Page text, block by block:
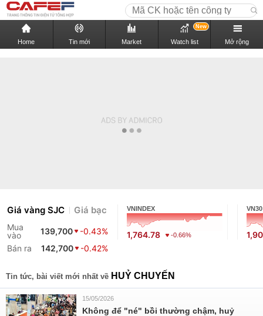
Home Tin mới Market Watch list
New
Mở rộng
Giá vàng SJC Giá bạc
Mua
vào
139,700
-0.43%
Bán ra
142,700 -0.42%
VNINDEX
1,764.78 -0.66%
VN30
Tin tức, bài viết mới nhất về HUỶ CHUYẾN
15/05/2026
Không để "né" bồi thường chậm, huỷ